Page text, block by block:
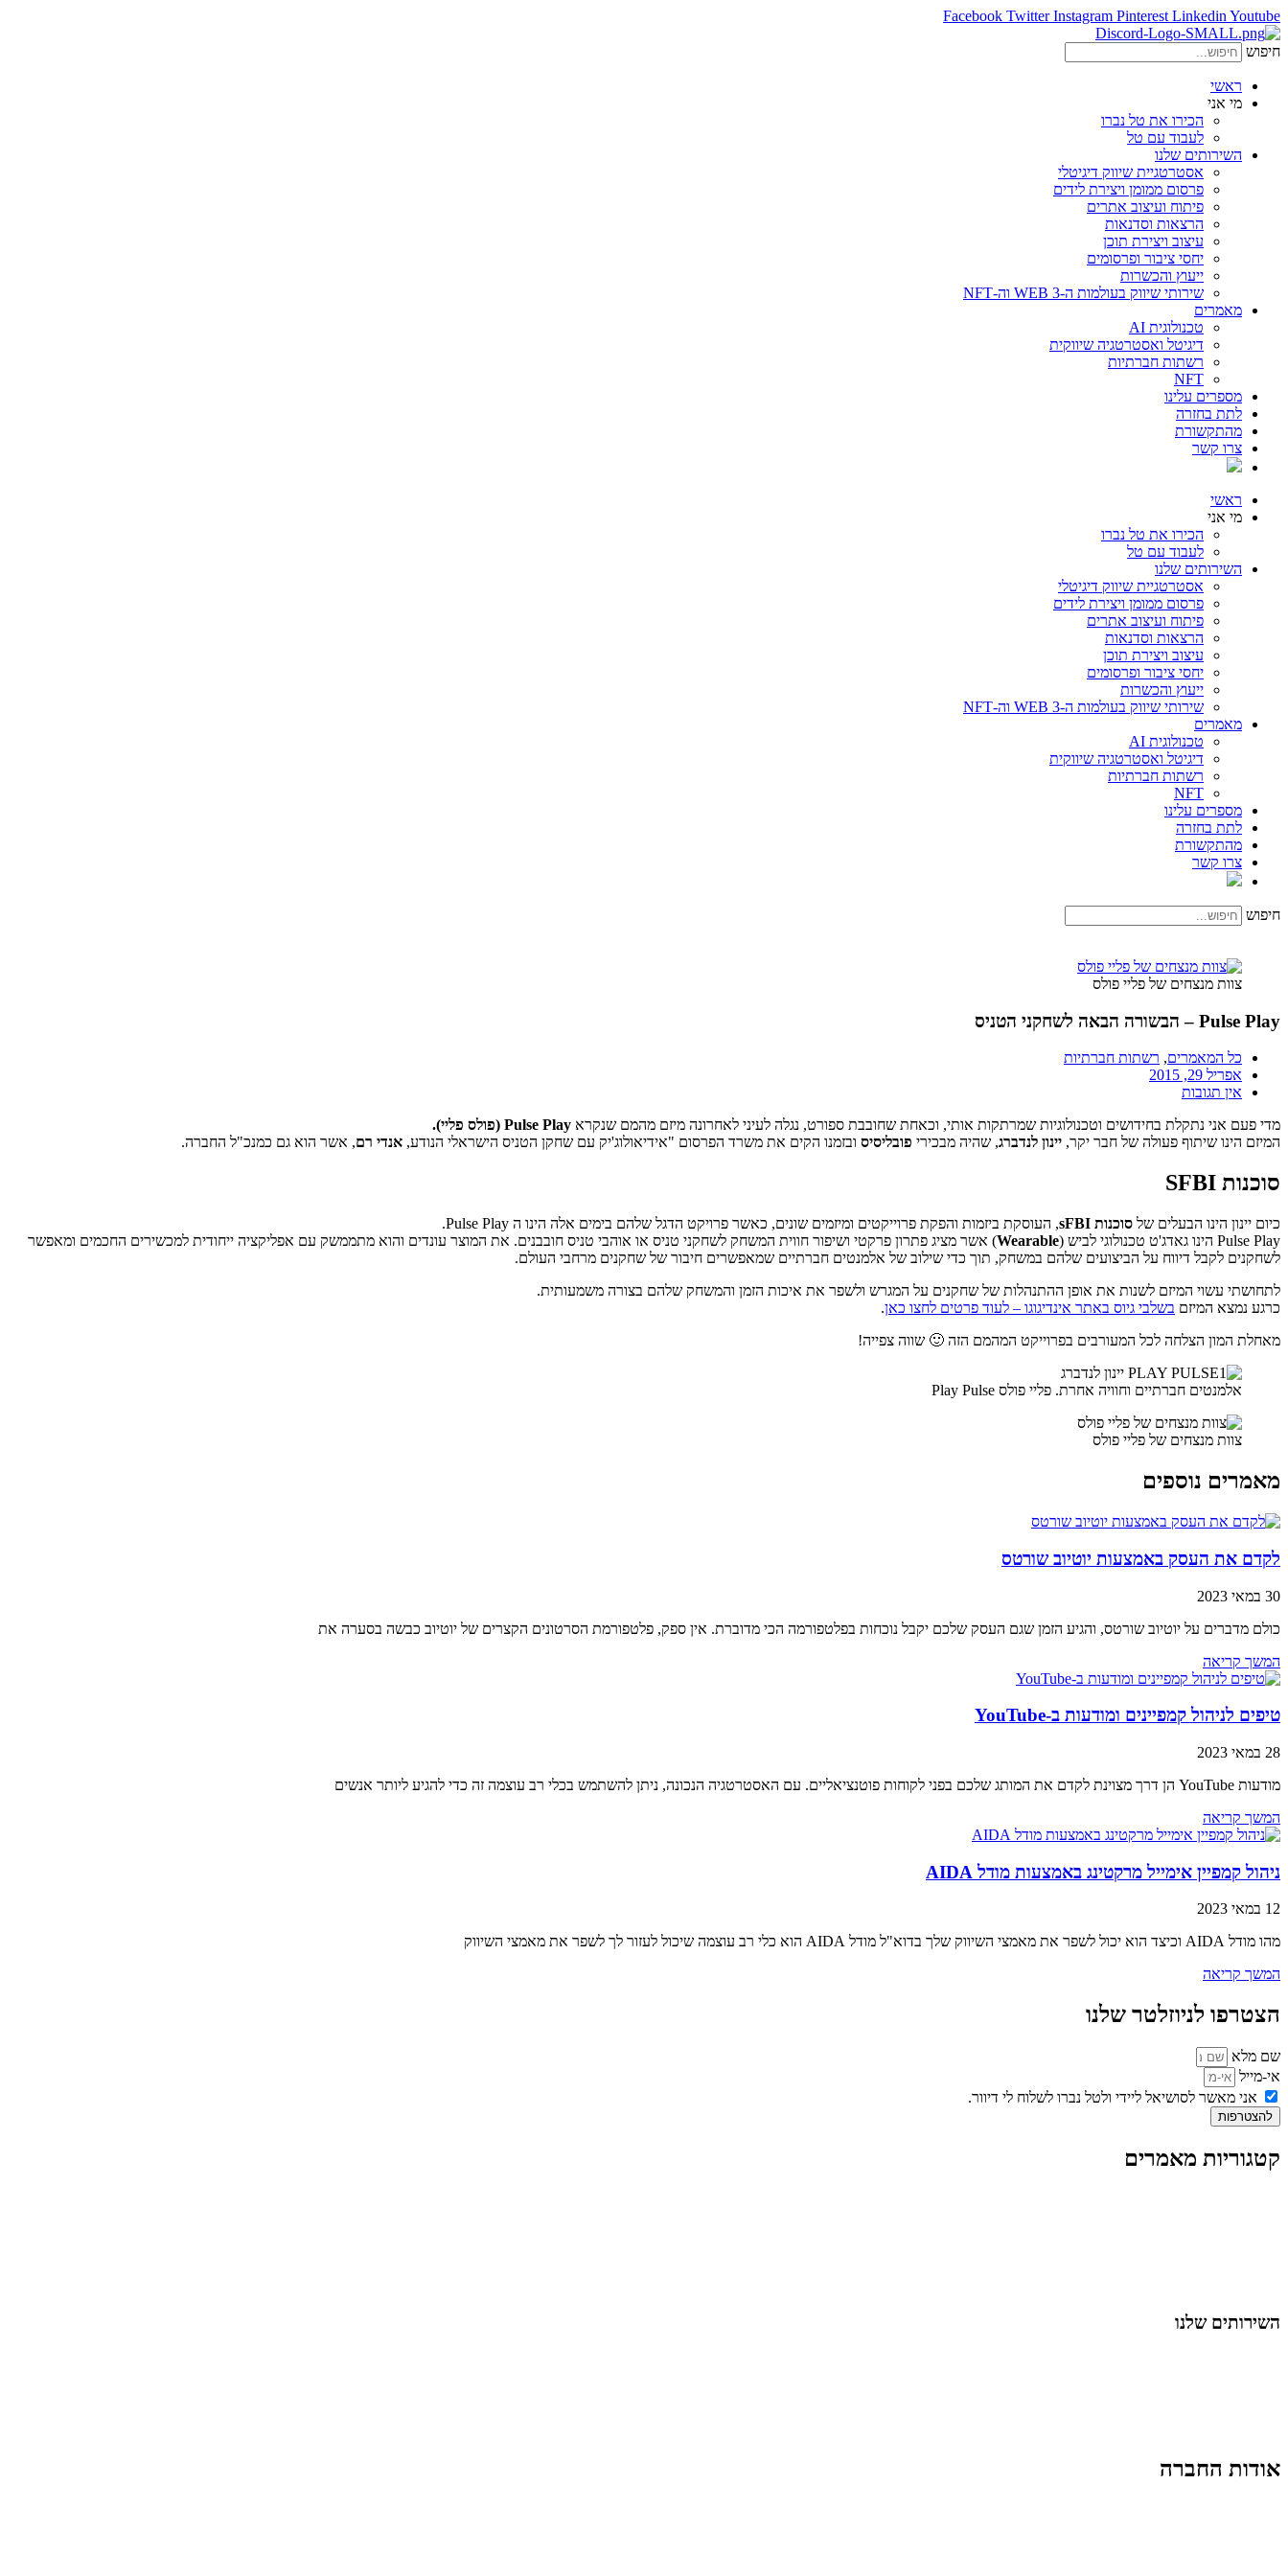
Facebook Twitter Instagram Pinterest Linkedin Youtube
חיפוש
ראשי
מי אני
הכירו את טל נברו
לעבוד עם טל
השירותים שלנו
אסטרטגיית שיווק דיגיטלי
פרסום ממומן ויצירת לידים
פיתוח ועיצוב אתרים
הרצאות וסדנאות
עיצוב ויצירת תוכן
יחסי ציבור ופרסומים
ייעוץ והכשרות
שירותי שיווק בעולמות ה-WEB 3 וה-NFT
מאמרים
טכנולוגית AI
דיגיטל ואסטרטגיה שיווקית
רשתות חברתיות
NFT
מספרים עלינו
לתת בחזרה
מהתקשורת
צרו קשר
ראשי
מי אני
הכירו את טל נברו
לעבוד עם טל
השירותים שלנו
אסטרטגיית שיווק דיגיטלי
פרסום ממומן ויצירת לידים
פיתוח ועיצוב אתרים
הרצאות וסדנאות
עיצוב ויצירת תוכן
יחסי ציבור ופרסומים
ייעוץ והכשרות
שירותי שיווק בעולמות ה-WEB 3 וה-NFT
מאמרים
טכנולוגית AI
דיגיטל ואסטרטגיה שיווקית
רשתות חברתיות
NFT
מספרים עלינו
לתת בחזרה
מהתקשורת
צרו קשר
חיפוש
צוות מנצחים של פליי פולס
Pulse Play – הבשורה הבאה לשחקני הטניס
כל המאמרים, רשתות חברתיות
אפריל 29, 2015
אין תגובות
מדי פעם אני נתקלת בחידושים וטכנולוגיות שמרתקות אותי, וכאחת שחובבת ספורט, נגלה לעיני לאחרונה מיזם מהמם שנקרא
המיזם הינו שיתוף פעולה של חבר יקר, יינון לנדברג, שהיה מבכירי פובליסיס ובזמנו הקים את משרד הפרסום "אידיאולוג'יק עם שחקן הטניס הישראלי הנודע, אנדי רם, אשר הוא גם כמנכ"ל החברה.
סוכנות SFBI
כיום יינון הינו הבעלים של סוכנות sFBI
, העוסקת ביזמות והפקת פרוייקטים ומיזמים שונים, כאשר פרויקט הדגל שלהם בימים אלה הינו ה Pulse Play.
Pulse Play הינו גאדג'ט טכנולוגי לביש (
Wearable) אשר מציג פתרון פרקטי ושיפור חווית המשחק לשחקני טניס או אוהבי טניס חובבנים. את המוצר עונדים והוא מתממשק עם אפליקציה ייחודית למכשירים החכמים ומאפשר
לשחקנים לקבל דיווח על הביצועים שלהם במשחק, תוך כדי שילוב של אלמנטים חברתיים שמאפשרים חיבור של שחקנים מרחבי העולם.
לתחושתי עשוי המיזם לשנות את אופן ההתנהלות של שחקנים על המגרש ולשפר את איכות הזמן והמשחק שלהם בצורה משמעותית.
כרגע נמצא המיזם בשלבי גיוס באתר אינדיגוגו – לעוד פרטים לחצו כאן.
מאחלת המון הצלחה לכל המעורבים בפרוייקט המהמם הזה 🙂 שווה צפייה!
אלמנטים חברתיים וחוויה אחרת. פליי פולס Play Pulse
צוות מנצחים של פליי פולס
מאמרים נוספים
לקדם את העסק באמצעות יוטיוב שורטס
30 במאי 2023
כולם מדברים על יוטיוב שורטס, והגיע הזמן שגם העסק שלכם יקבל נוכחות בפלטפורמה הכי מדוברת. אין ספק, פלטפורמת הסרטונים הקצרים של יוטיוב כבשה בסערה את
המשך קריאה
טיפים לניהול קמפיינים ומודעות ב-YouTube
28 במאי 2023
מודעות YouTube הן דרך מצוינת לקדם את המותג שלכם בפני לקוחות פוטנציאליים. עם האסטרטגיה הנכונה, ניתן להשתמש בכלי רב עוצמה זה כדי להגיע ליותר אנשים
המשך קריאה
ניהול קמפיין אימייל מרקטינג באמצעות מודל AIDA
12 במאי 2023
מהו מודל AIDA וכיצד הוא יכול לשפר את מאמצי השיווק שלך בדוא"ל מודל AIDA הוא כלי רב עוצמה שיכול לעזור לך לשפר את מאמצי השיווק
המשך קריאה
הצטרפו לניוזלטר שלנו
שם מלא
אי-מייל
אני מאשר לסושיאל ליידי ולטל נברו לשלוח לי דיוור.
להצטרפות
קטגוריות מאמרים
השירותים שלנו
אודות החברה